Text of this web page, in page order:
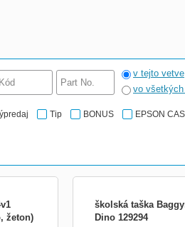
v tejto vetve
vo
Tip BONUS EPSON
žeton)
školská taška
Dino 129294